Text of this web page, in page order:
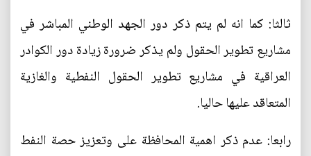
ثالثا: كما انه لم يتم ذكر دور الجهد الوطني المباشر في
مشاريع تطوير الحقول ولم يذكر ضرورة زيادة دور الكوادر
العراقية في مشاريع تطوير الحقول النفطية والغازية
المتعاقد عليها حاليا.
رابعا: عدم ذكر اهمية المحافظة على وتعزيز حصة النفط